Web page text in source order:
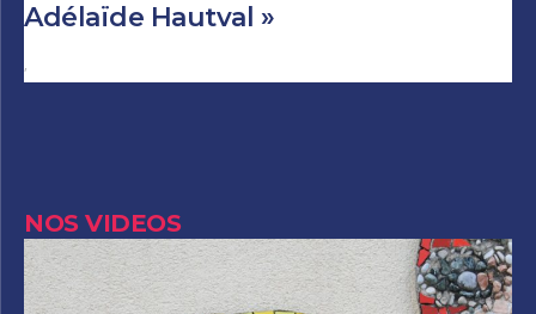
Adélaïde Hautval »
NOS VIDEOS